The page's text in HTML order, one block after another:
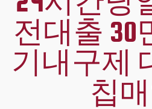
전대출 30
기내구제
칩